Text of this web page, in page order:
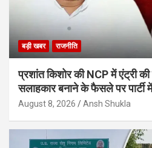
बड़ी खबर राजनीति
प्रशांत किशोर की NCP में एंट्री
सलाहकार बनाने के फैसले पर पार्टी
August 8, 2026 Ansh Shukla